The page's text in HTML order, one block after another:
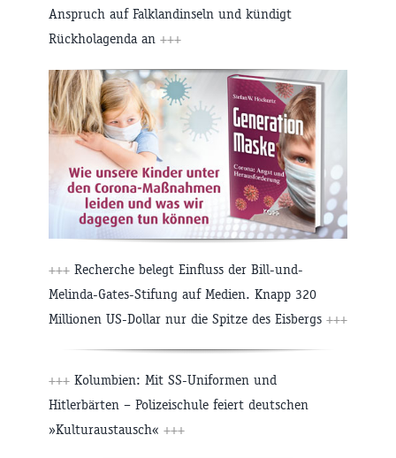
Anspruch auf Falklandinseln und kündigt
Rückholagenda an +++
+++ Recherche belegt Einfluss der Bill-und-
Melinda-Gates-Stifung auf Medien. Knapp 320
Millionen US-Dollar nur die Spitze des Eisbergs +++
+++ Kolumbien: Mit SS-Uniformen und
Hitlerbärten – Polizeischule feiert deutschen
»Kulturaustausch« +++